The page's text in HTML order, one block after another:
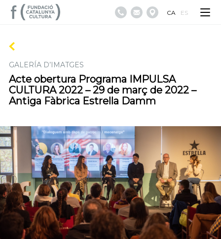
CA ES
GALERÍA D’IMATGES
Acte obertura Programa IMPULSA
CULTURA 2022 – 29 de març de 2022 –
Antiga Fàbrica Estrella Damm